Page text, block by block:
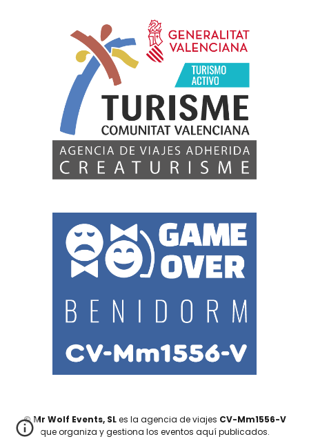
© Mr Wolf Events, SLes la agencia de viajes CV-Mm1556-V
que organiza y gestiona los eventos aquí publicados.